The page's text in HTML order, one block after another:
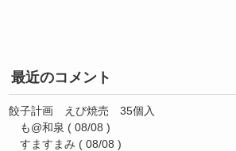
最近のコメント
餃子計画 えび焼売 35個入
も@和泉 ( 08/08 )
すますまみ ( 08/08 )